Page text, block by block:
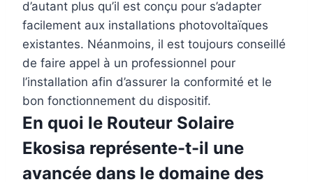
d’autant plus qu’il est conçu pour s’adapter
facilement aux installations photovoltaïques
existantes. Néanmoins, il est toujours conseillé
de faire appel à un professionnel pour
l’installation afin d’assurer la conformité et le
bon fonctionnement du dispositif.
En quoi le Routeur Solaire
Ekosisa représente-t-il une
avancée dans le domaine des